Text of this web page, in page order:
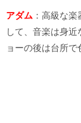
アダム ：高級な
して、音楽は身
ョーの後は台所で